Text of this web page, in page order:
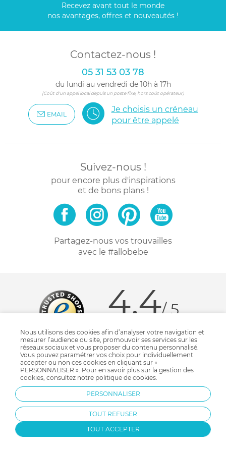
Recevez avant tout le monde
nos avantages, offres et nouveautés !
Contactez-nous !
05 31 53 03 78
du lundi au vendredi de 10h à 17h
(Coût d'un appel local depuis un poste fixe, hors coût opérateur)
EMAIL
Je choisis un créneau
pour être appelé
Suivez-nous !
pour encore plus d'inspirations
et de bons plans !
Partagez-nous vos trouvailles
avec le #allobebe
4.4/ 5
511 avis client
votre commande allobébé
Conditions générales de vente
Protection des données personnelles
Personnaliser les cookies
Politique de cookies
Modes de livraison
Moyens de paiement
Garantie stock & produit
à propos d'allobébé
Qui sommes-nous ?
Nos bons plans
Nos marques
Mentions légales
Comment se protéger du phishing ?
Soldes allobébé
Nous utilisons des cookies afin d’analyser votre navigation et
mesurer l’audience du site, promouvoir ses services sur les
réseaux sociaux et vous proposer du contenu personnalisé.
Vous pouvez paramétrer vos choix pour individuellement
accepter ou non ces cookies en cliquant sur «
PERSONNALISER ». Pour en savoir plus sur la gestion des
cookies, consultez notre politique de cookies.
PERSONNALISER
TOUT REFUSER
TOUT ACCEPTER